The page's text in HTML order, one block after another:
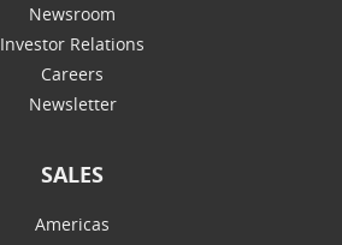
Newsroom
Investor Relations
Careers
Newsletter
SALES
Americas